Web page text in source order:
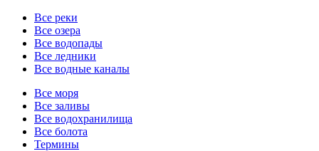
Все реки
Все озера
Все водопады
Все ледники
Все водные каналы
Все моря
Все заливы
Все водохранилища
Все болота
Термины